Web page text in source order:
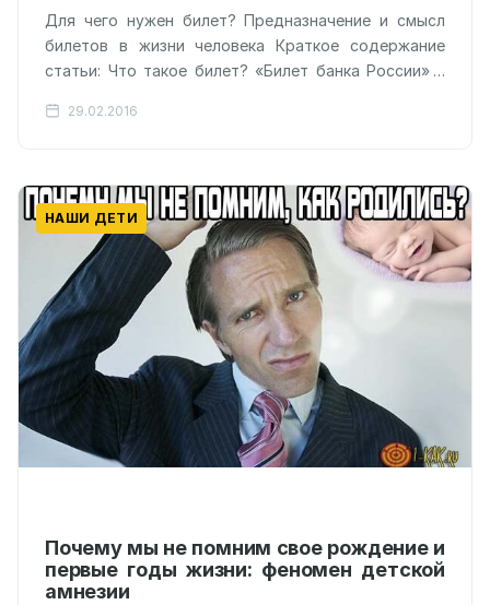
Для чего нужен билет? Предназначение и смысл
билетов в жизни человека Краткое содержание
статьи: Что такое билет? «Билет банка России» –
29.02.2016
НАШИ ДЕТИ
Почему мы не помним свое рождение и
первые годы жизни: феномен детской
амнезии